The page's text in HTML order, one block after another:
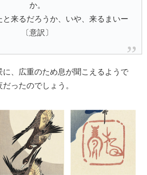
か。
と来るだろうか、いや、来るまいー
〔意訳〕
に、広重のため息が聞こえるようで
ったのでしょう。